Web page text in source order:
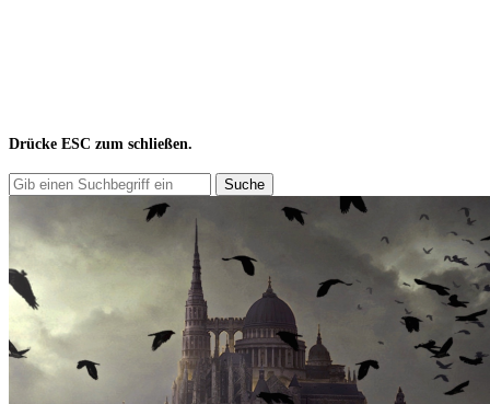
Drücke ESC zum schließen.
Suche